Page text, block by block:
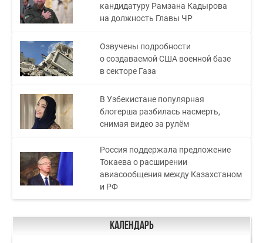
кандидатуру Рамзана Кадырова
на должность Главы ЧР
Озвучены подробности
о создаваемой США военной базе
в секторе Газа
В Узбекистане популярная
блогерша разбилась насмерть,
снимая видео за рулём
Россия поддержала предложение
Токаева о расширении
авиасообщения между Казахстаном
и РФ
Календарь